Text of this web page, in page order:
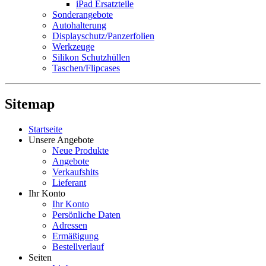
iPad Ersatzteile
Sonderangebote
Autohalterung
Displayschutz/Panzerfolien
Werkzeuge
Silikon Schutzhüllen
Taschen/Flipcases
Sitemap
Startseite
Unsere Angebote
Neue Produkte
Angebote
Verkaufshits
Lieferant
Ihr Konto
Ihr Konto
Persönliche Daten
Adressen
Ermäßigung
Bestellverlauf
Seiten